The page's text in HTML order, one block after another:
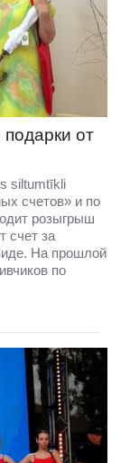
от
siltumtīkli
счетов» и по
розыгрыш
счет за
На прошлой
по